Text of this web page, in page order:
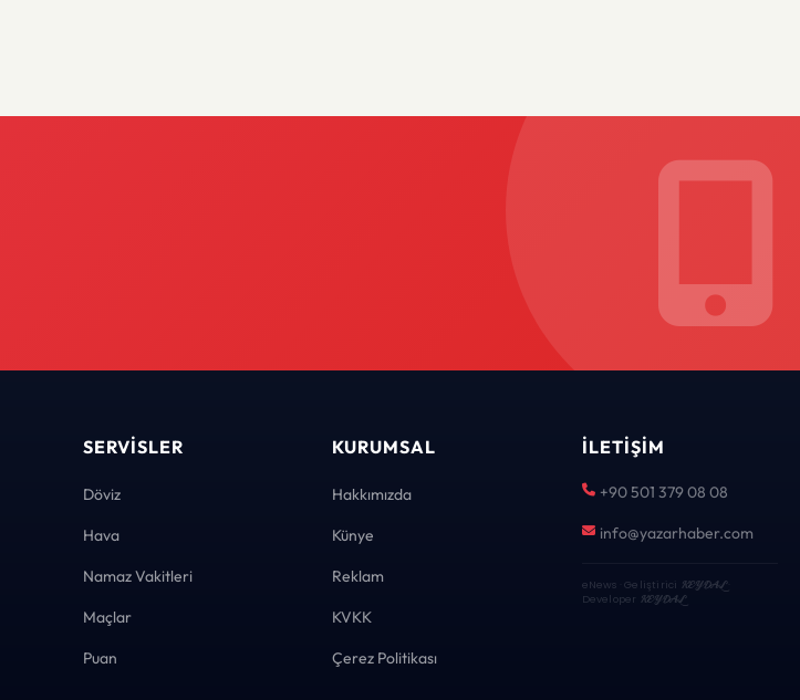
SERVISLER
Döviz
Hava
Namaz Vakitleri
Maçlar
Puan
KURUMSAL
Hakkımızda
Künye
Reklam
KVKK
Çerez Politikası
İLETIŞIM
+90 501 379 08 08
info@yazarhaber.com
eNews · Geliştirici KEYDAL·
Developer KEYDAL